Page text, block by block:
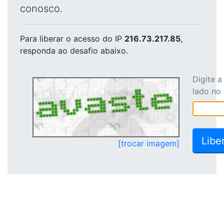
conosco.
Para liberar o acesso do IP 216.73.217.85,
responda ao desafio abaixo.
[trocar imagem]
Digite
lado no